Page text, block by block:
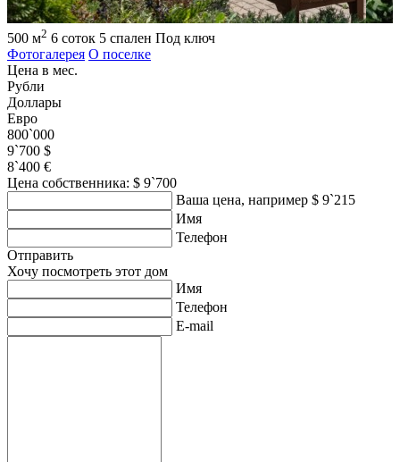
500 м2 6 соток 5 спален Под ключ
Фотогалерея О поселке
Цена в мес.
Рубли
Доллары
Евро
800`000
9`700 $
8`400 €
Цена собственника: $ 9`700
Ваша цена, например $ 9`215
Имя
Телефон
Отправить
Хочу посмотреть этот дом
Имя
Телефон
E-mail